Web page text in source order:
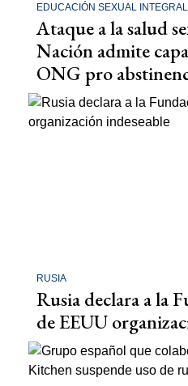
EDUCACIÓN SEXUAL INTEGRAL
Ataque a la salud
Nación admite
ONG pro
RUSIA
Rusia declara a la
de EEUU